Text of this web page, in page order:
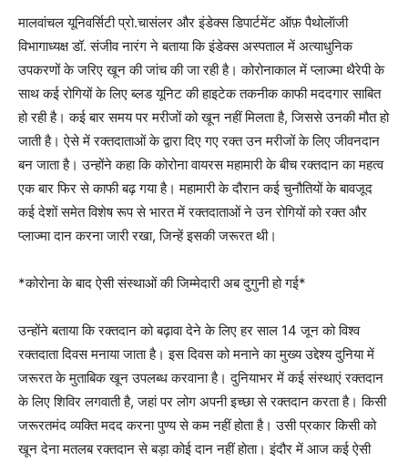
मालवांचल यूनिवर्सिटी प्रो.चासंलर और इंडेक्स डिपार्टमेंट ऑफ़ पैथोलॅाजी
विभागाध्यक्ष डॉ. संजीव नारंग ने बताया कि इंडेक्स अस्पताल में अत्याधुनिक
उपकरणों के जरिए खून की जांच की जा रही है। कोरोनाकाल में प्लाज्मा थैरेपी के
साथ कई रोगियों के लिए ब्लड यूनिट की हाइटेक तकनीक काफी मददगार साबित
हो रही है। कई बार समय पर मरीजों को खून नहीं मिलता है, जिससे उनकी मौत हो
जाती है। ऐसे में रक्तदाताओं के द्वारा दिए गए रक्त उन मरीजों के लिए जीवनदान
बन जाता है। उन्होंने कहा कि कोरोना वायरस महामारी के बीच रक्तदान का महत्व
एक बार फिर से काफी बढ़ गया है। महामारी के दौरान कई चुनौतियों के बावजूद
कई देशों समेत विशेष रूप से भारत में रक्तदाताओं ने उन रोगियों को रक्त और
प्लाज्मा दान करना जारी रखा, जिन्हें इसकी जरूरत थी।
*कोरोना के बाद ऐसी संस्थाओं की जिम्मेदारी अब दुगुनी हो गई*
उन्होंने बताया कि रक्तदान को बढ़ावा देने के लिए हर साल 14 जून को विश्व
रक्तदाता दिवस मनाया जाता है। इस दिवस को मनाने का मुख्य उद्देश्य दुनिया में
जरूरत के मुताबिक खून उपलब्ध करवाना है। दुनियाभर में कई संस्थाएं रक्तदान
के लिए शिविर लगवाती है, जहां पर लोग अपनी इच्छा से रक्तदान करता है। किसी
जरूरतमंद व्यक्ति मदद करना पुण्य से कम नहीं होता है। उसी प्रकार किसी को
खून देना मतलब रक्तदान से बड़ा कोई दान नहीं होता। इंदौर में आज कई ऐसी